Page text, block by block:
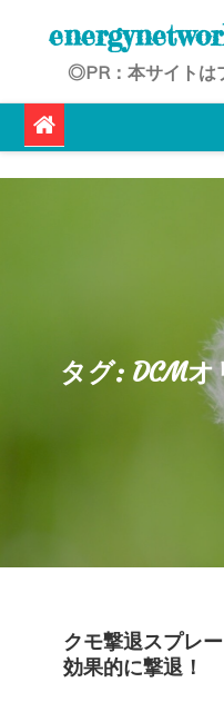
◎PR：本サイトは
タグ: DCM
クモ撃退スプレ
効果的に撃退！